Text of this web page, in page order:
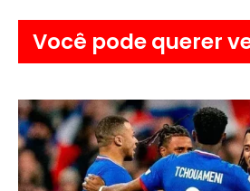
Você pode querer